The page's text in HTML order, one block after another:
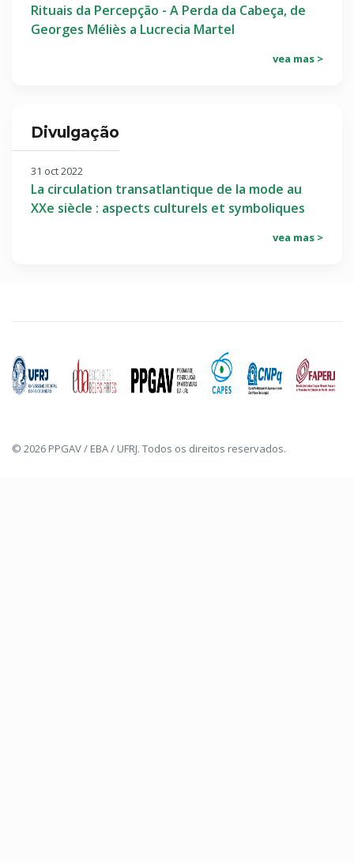
Rituais da Percepção - A Perda da Cabeça, de
Georges Méliès a Lucrecia Martel
vea mas >
Divulgação
31 oct 2022
La circulation transatlantique de la mode au
XXe siècle : aspects culturels et symboliques
vea mas >
© 2026 PPGAV / EBA / UFRJ. Todos os direitos reservados.